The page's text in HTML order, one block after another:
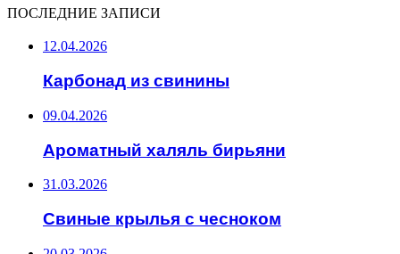
ПОСЛЕДНИЕ ЗАПИСИ
12.04.2026
Карбонад из свинины
09.04.2026
Ароматный халяль бирьяни
31.03.2026
Свиные крылья с чесноком